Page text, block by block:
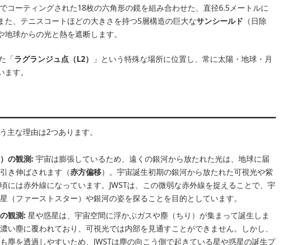
コーティングされた18枚の六角形の鏡を組み合わせた、直径6.5メートルに
た、テニスコートほどの大きさを持つ5層構造の巨大なサンシールド （日除
球からの光と熱を遮断します。
「ラグランジュ点（L2）
」という特殊な場所に位置し、常に太陽・地球・月
す。
主な理由は2つあります。
の観測: 宇宙は膨張しているため、遠くの銀河から放たれた光は、地球に届
き伸ばされます（赤方偏移）。宇宙誕生初期の銀河から放たれた可視光や紫
には赤外線になっています。JWSTは、この微弱な赤外線を捉えることで、宇
（ファーストスター）や銀河の姿を探ることを目的としています。
観測: 星や惑星は、宇宙空間に浮かぶガスや塵（ちり）が集まって誕生しま
い塵に覆われており、可視光では内部を見通すことができません。しかし、
塵を透過しやすいため、JWSTは塵の向こう側で起きている星や惑星の誕生プ